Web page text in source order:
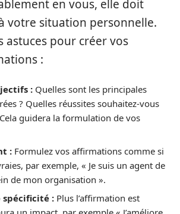
en vous, elle doit
votre situation personnelle.
astuces pour créer vos
:
: Quelles sont les principales
? Quelles réussites souhaitez-vous
guidera la formulation de vos
: Formulez vos affirmations comme si
par exemple, « Je suis un agent de
de mon organisation ».
spécificité : Plus l’affirmation est